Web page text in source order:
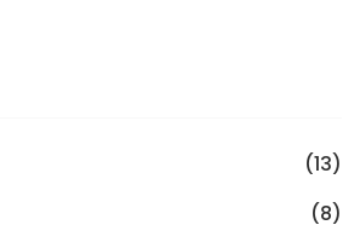
(13)
(8)